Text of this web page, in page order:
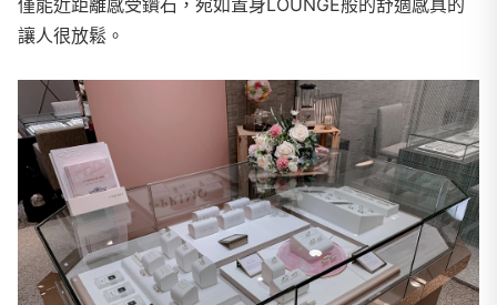
讓人很放鬆。